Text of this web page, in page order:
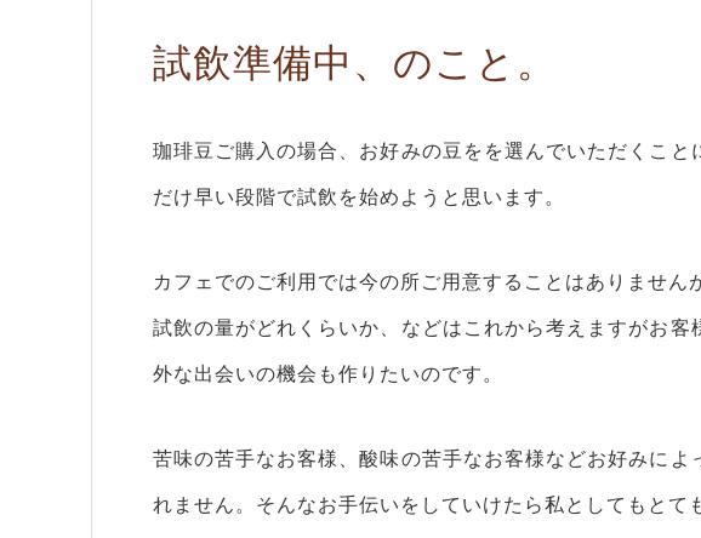
試飲準備中、のこと。
珈琲豆ご購入の場合、お好みの豆をを選んでいただくこ
だけ早い段階で試飲を始めようと思います。
カフェでのご利用では今の所ご用意することはありません
試飲の量がどれくらいか、などはこれから考えますがお
外な出会いの機会も作りたいのです。
苦味の苦手なお客様、酸味の苦手なお客様などお好みに
れません。そんなお手伝いをしていけたら私としてもとて